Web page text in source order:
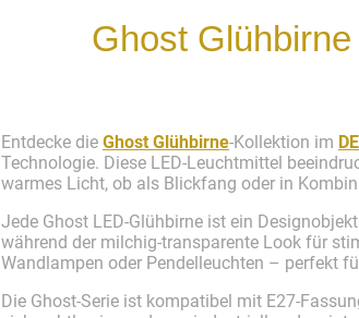
Ghost
Entdecke die Ghost Glühbirne-Kollektion im
Technologie. Diese LED-Leuchtmittel
warmes Licht, ob als Blickfang oder in
Jede Ghost LED-Glühbirne ist ein
während der milchig-transparente Look für
Wandlampen oder Pendelleuchten – perfekt
Die Ghost-Serie ist kompatibel mit E27-